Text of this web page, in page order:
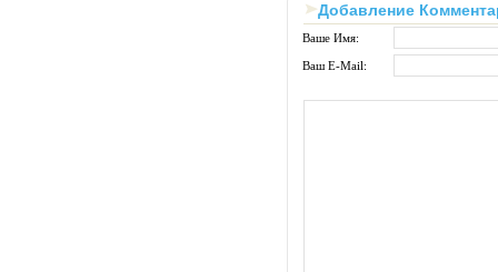
Добавление
Ваше Имя:
Ваш E-Mail: